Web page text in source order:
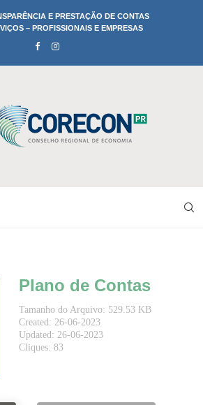
E PRESTAÇÃO DE CONTAS
– PROFISSIONAIS E EMPRESAS
Plano de Contas
Tamanho do Arquivo: 529.53 KB
Created: 26-06-2023
Updated: 26-06-2023
Cliques: 83